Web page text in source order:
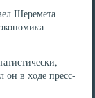
Шеремета
он в хοде пресс-